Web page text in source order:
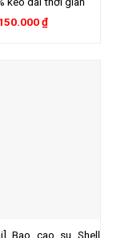
₫Giá
hiện
Bao cao su Shell